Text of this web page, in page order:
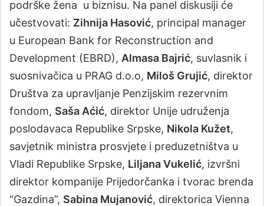
podrške žena u biznisu. Na panel diskusiji će
učestvovati: Zihnija Hasović, principal manager
u European Bank for Reconstruction and
Development (EBRD), Almasa Bajrić, suvlasnik i
suosnivačica u PRAG d.o.o, Miloš Grujić, direktor
Društva zа uprаvljаnje Penzijskim rezervnim
fondom, Saša Aćić, direktor Unije udruženja
poslodavaca Republike Srpske, Nikola Kužet,
savjetnik ministra prosvjete i preduzetništva u
Vladi Republike Srpske, Liljana Vukelić, izvršni
direktor kompanije Prijedorčanka i tvorac brenda
“Gazdina”, Sabina Mujanović, direktorica Vienna